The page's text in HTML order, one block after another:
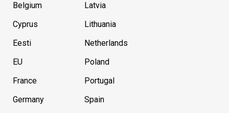
Belgium
Cyprus
Eesti
EU
France
Germany
Latvia
Lithuania
Netherlands
Poland
Portugal
Spain